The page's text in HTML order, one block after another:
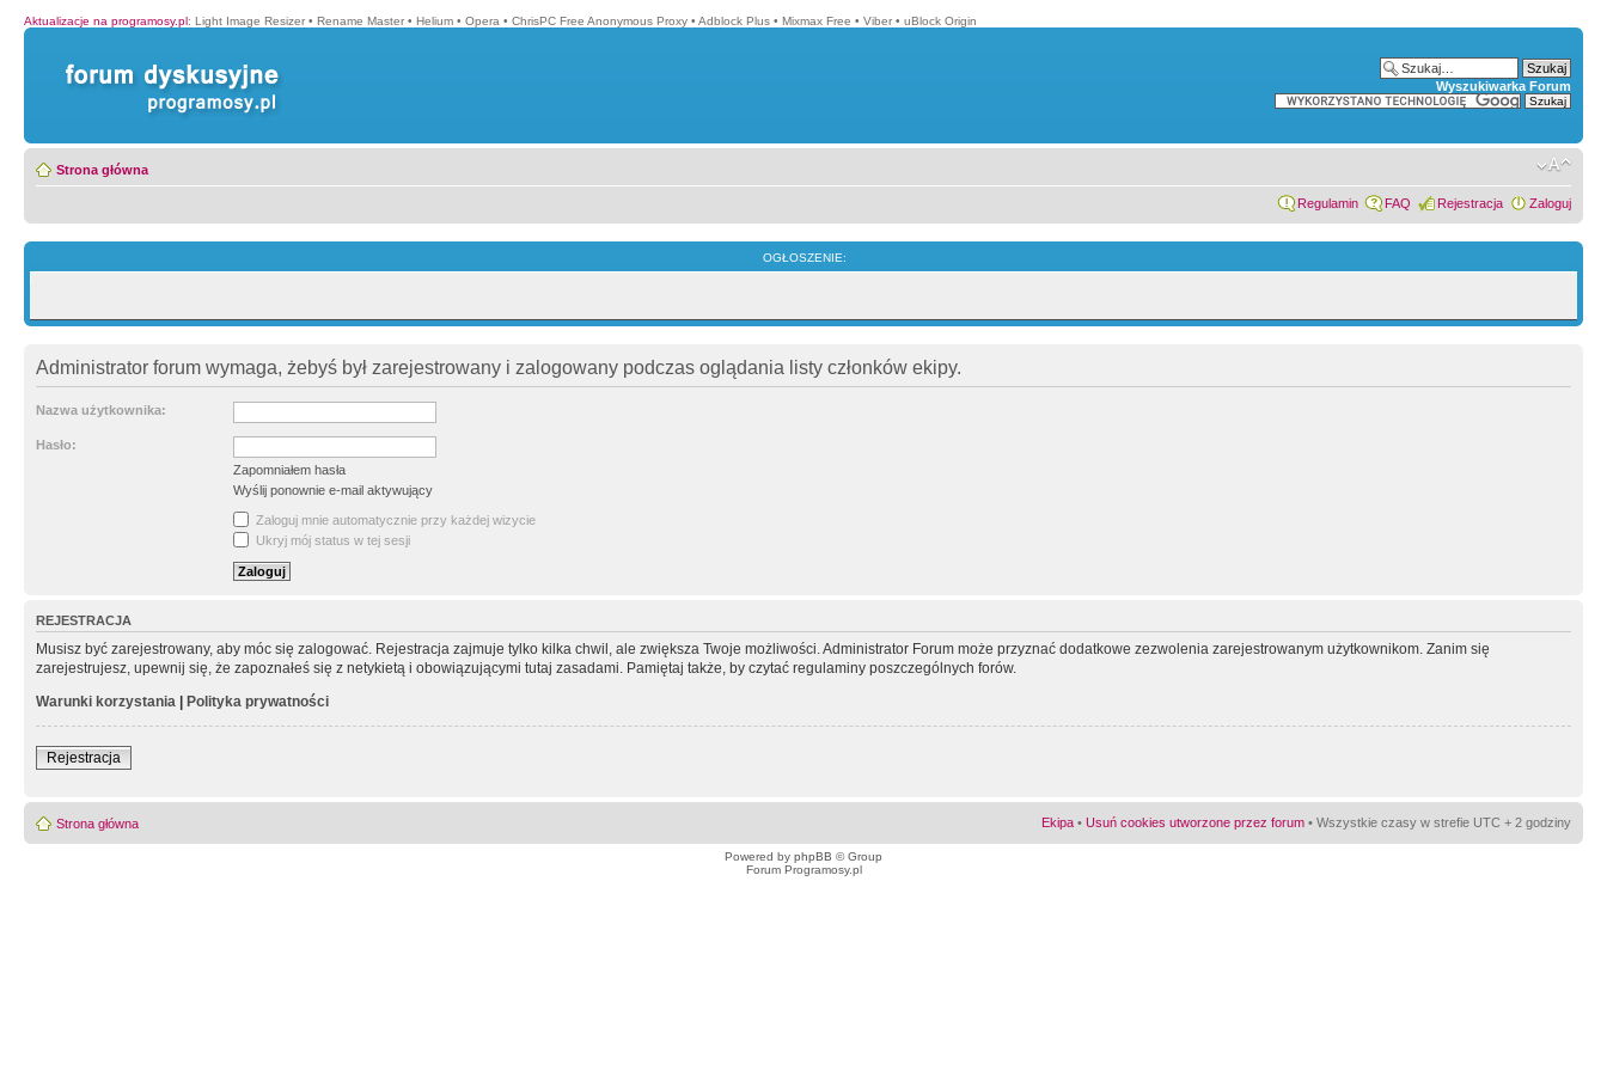
Aktualizacje na programosy.pl: Light Image Resizer • Rename Master • Helium • Opera • ChrisPC Free Anonymous Proxy • Adblock Plus • Mixmax Free • Viber • uBlock Origin
Wyszukiwarka Forum
Strona główna
Regulamin FAQ Rejestracja Zaloguj
OGŁOSZENIE:
Administrator forum wymaga, żebyś był zarejestrowany i zalogowany podczas oglądania listy członków ekipy.
Nazwa użytkownika:
Hasło:
Zapomniałem hasła
Wyślij ponownie e-mail aktywujący
Zaloguj mnie automatycznie przy każdej wizycie
Ukryj mój status w tej sesji
REJESTRACJA
Musisz być zarejestrowany, aby móc się zalogować. Rejestracja zajmuje tylko kilka chwil, ale zwiększa Twoje możliwości. Administrator Forum może przyznać dodatkowe zezwolenia zarejestrowanym użytkownikom. Zanim się
zarejestrujesz, upewnij się, że zapoznałeś się z netykietą i obowiązującymi tutaj zasadami. Pamiętaj także, by czytać regulaminy poszczególnych forów.
Warunki korzystania | Polityka prywatności
Rejestracja
Strona główna Ekipa • Usuń cookies utworzone przez forum • Wszystkie czasy w strefie UTC + 2 godziny
Powered by phpBB © Group
Forum Programosy.pl